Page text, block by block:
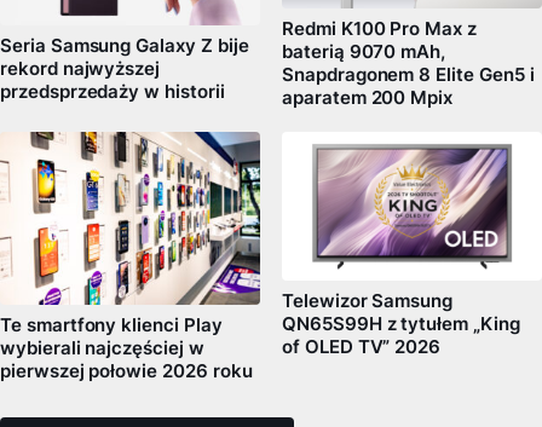
Seria Samsung Galaxy Z bije
rekord najwyższej
przedsprzedaży w historii
Redmi K100 Pro Max z
baterią 9070 mAh,
Snapdragonem 8 Elite Gen5 i
aparatem 200 Mpix
Te smartfony klienci Play
wybierali najczęściej w
pierwszej połowie 2026 roku
Telewizor Samsung
QN65S99H z tytułem „King
of OLED TV” 2026